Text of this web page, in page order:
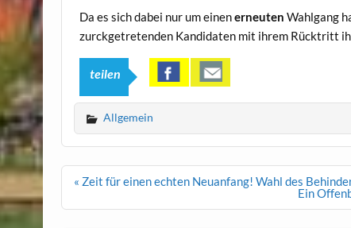
Da es sich dabei nur um einenerneuten Wahlgang
zurckgetretenden Kandidaten mit ihrem Rücktritt
teilen
Allgemein
Beitrags-
« Zeit für einen echten Neuanfang! Wahl des
Ein